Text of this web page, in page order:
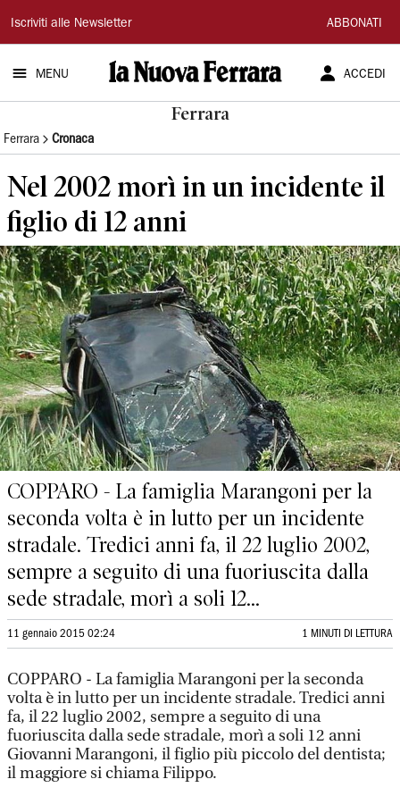
La
Nuova
Ferrara
Iscriviti alle Newsletter ABBONATI
MENU ACCEDI
Ferrara
Ferrara Cronaca
Nel 2002 morì in un incidente il
figlio di 12 anni
COPPARO - La famiglia Marangoni per la
seconda volta è in lutto per un incidente
stradale. Tredici anni fa, il 22 luglio 2002,
sempre a seguito di una fuoriuscita dalla
sede stradale, morì a soli 12...
11 gennaio 2015 02:24 1 MINUTI DI LETTURA
COPPARO - La famiglia Marangoni per la seconda
volta è in lutto per un incidente stradale. Tredici anni
fa, il 22 luglio 2002, sempre a seguito di una
fuoriuscita dalla sede stradale, morì a soli 12 anni
Giovanni Marangoni, il figlio più piccolo del dentista;
il maggiore si chiama Filippo.